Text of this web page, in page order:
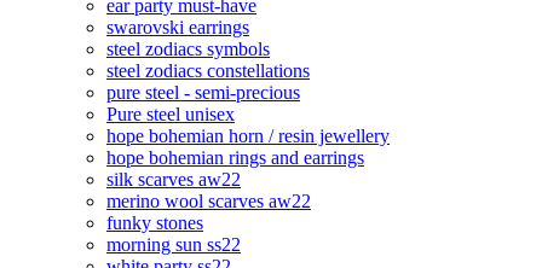
ear party must-have
swarovski earrings
steel zodiacs symbols
steel zodiacs constellations
pure steel - semi-precious
Pure steel unisex
hope bohemian horn / resin jewellery
hope bohemian rings and earrings
silk scarves aw22
merino wool scarves aw22
funky stones
morning sun ss22